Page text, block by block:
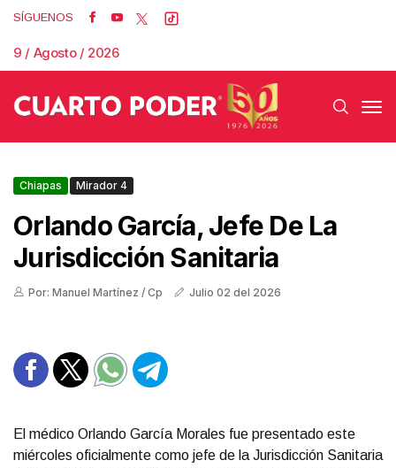
SÍGUENOS
9 / Agosto / 2026
Chiapas Mirador 4
Orlando García, Jefe De La
Jurisdicción Sanitaria
Por: Manuel Martínez / Cp Julio 02 del 2026
El médico Orlando García Morales fue presentado este
miércoles oficialmente como jefe de la Jurisdicción Sanitaria